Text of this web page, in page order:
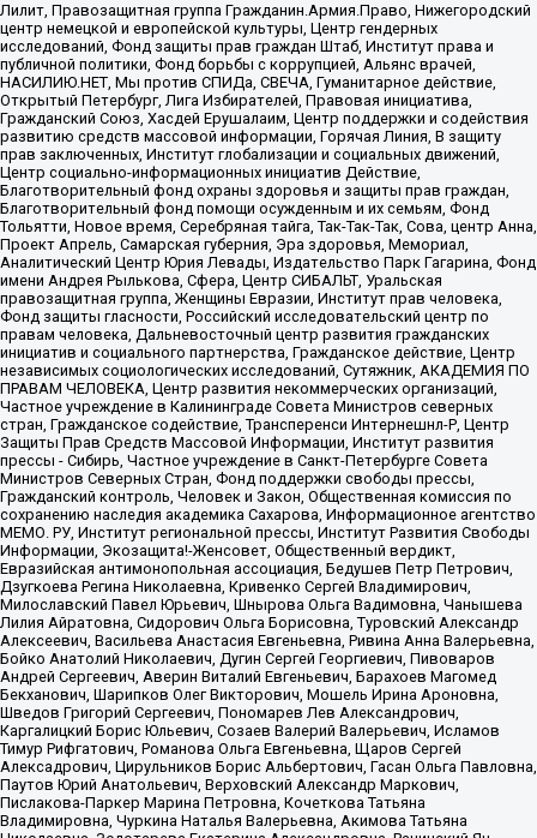
Лилит, Правозащитная группа Гражданин.Армия.Право, Нижегородский
центр немецкой и европейской культуры, Центр гендерных
исследований, Фонд защиты прав граждан Штаб, Институт права и
публичной политики, Фонд борьбы с коррупцией, Альянс врачей,
НАСИЛИЮ.НЕТ, Мы против СПИДа, СВЕЧА, Гуманитарное действие,
Открытый Петербург, Лига Избирателей, Правовая инициатива,
Гражданский Союз, Хасдей Ерушалаим, Центр поддержки и содействия
развитию средств массовой информации, Горячая Линия, В защиту
прав заключенных, Институт глобализации и социальных движений,
Центр социально-информационных инициатив Действие,
Благотворительный фонд охраны здоровья и защиты прав граждан,
Благотворительный фонд помощи осужденным и их семьям, Фонд
Тольятти, Новое время, Серебряная тайга, Так-Так-Так, Сова, центр Анна,
Проект Апрель, Самарская губерния, Эра здоровья, Мемориал,
Аналитический Центр Юрия Левады, Издательство Парк Гагарина, Фонд
имени Андрея Рылькова, Сфера, Центр СИБАЛЬТ, Уральская
правозащитная группа, Женщины Евразии, Институт прав человека,
Фонд защиты гласности, Российский исследовательский центр по
правам человека, Дальневосточный центр развития гражданских
инициатив и социального партнерства, Гражданское действие, Центр
независимых социологических исследований, Сутяжник, АКАДЕМИЯ ПО
ПРАВАМ ЧЕЛОВЕКА, Центр развития некоммерческих организаций,
Частное учреждение в Калининграде Совета Министров северных
стран, Гражданское содействие, Трансперенси Интернешнл-Р, Центр
Защиты Прав Средств Массовой Информации, Институт развития
прессы - Сибирь, Частное учреждение в Санкт-Петербурге Совета
Министров Северных Стран, Фонд поддержки свободы прессы,
Гражданский контроль, Человек и Закон, Общественная комиссия по
сохранению наследия академика Сахарова, Информационное агентство
МЕМО. РУ, Институт региональной прессы, Институт Развития Свободы
Информации, Экозащита!-Женсовет, Общественный вердикт,
Евразийская антимонопольная ассоциация, Бедушев Петр Петрович,
Дзугкоева Регина Николаевна, Кривенко Сергей Владимирович,
Милославский Павел Юрьевич, Шнырова Ольга Вадимовна, Чанышева
Лилия Айратовна, Сидорович Ольга Борисовна, Туровский Александр
Алексеевич, Васильева Анастасия Евгеньевна, Ривина Анна Валерьевна,
Бойко Анатолий Николаевич, Дугин Сергей Георгиевич, Пивоваров
Андрей Сергеевич, Аверин Виталий Евгеньевич, Барахоев Магомед
Бекханович, Шарипков Олег Викторович, Мошель Ирина Ароновна,
Шведов Григорий Сергеевич, Пономарев Лев Александрович,
Каргалицкий Борис Юльевич, Созаев Валерий Валерьевич, Исламов
Тимур Рифгатович, Романова Ольга Евгеньевна, Щаров Сергей
Алексадрович, Цирульников Борис Альбертович, Гасан Ольга Павловна,
Паутов Юрий Анатольевич, Верховский Александр Маркович,
Пислакова-Паркер Марина Петровна, Кочеткова Татьяна
Владимировна, Чуркина Наталья Валерьевна, Акимова Татьяна